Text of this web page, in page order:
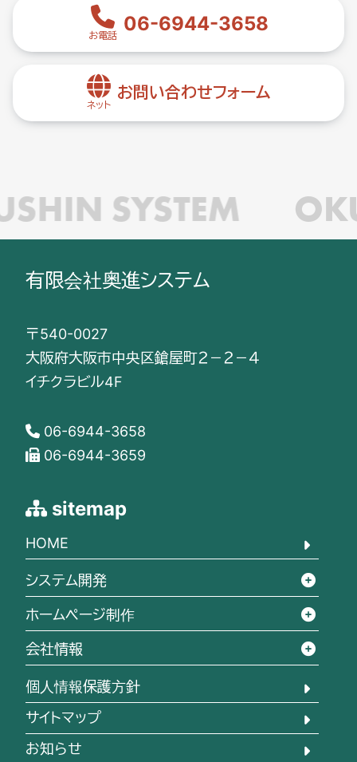
お電話
06-6944-3658
ネット
お問い合わせフォーム
SYSTEM
有限会社奥進システム
〒540-0027
大阪府大阪市中央区鎗屋町２－２－４
イチクラビル4F
06-6944-3658
06-6944-3659
sitemap
HOME
システム開発
ホームページ制作
会社情報
個人情報保護方針
サイトマップ
お知らせ